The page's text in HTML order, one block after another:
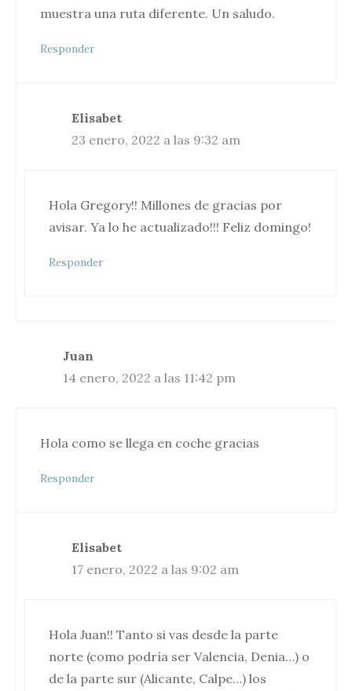
muestra una ruta diferente. Un saludo.
Responder
Elisabet
23 enero, 2022 a las 9:32 am
Hola Gregory!! Millones de gracias por
avisar. Ya lo he actualizado!!! Feliz domingo!
Responder
Juan
14 enero, 2022 a las 11:42 pm
Hola como se llega en coche gracias
Responder
Elisabet
17 enero, 2022 a las 9:02 am
Hola Juan!! Tanto si vas desde la parte
norte (como podría ser Valencia, Denia…) o
de la parte sur (Alicante, Calpe…) los